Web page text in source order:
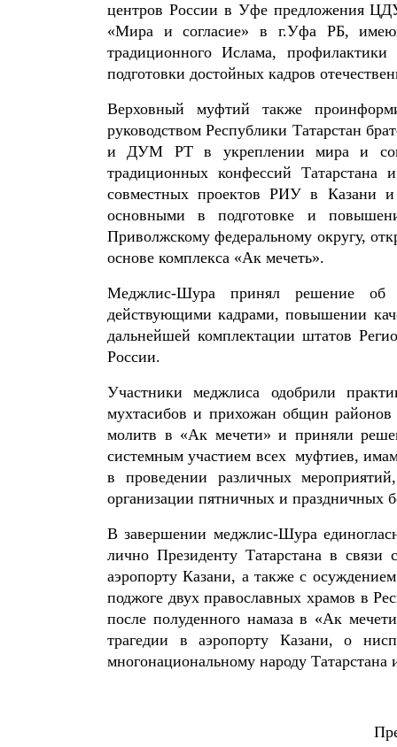
центров России в Уфе предложения
«Мира и согласие» в г.Уфа РБ,
традиционного Ислама,
подготовки достойных кадров
Верховный муфтий также
руководством Республики Татарстан
и ДУМ РТ в укреплении мира и
традиционных конфессий
совместных проектов РИУ в Казани
основными в подготовке и
Приволжскому федеральному округу,
основе комплекса «Ак мечеть».
Меджлис-Шура принял решение об
действующими кадрами, повышении
дальнейшей комплектации штатов
России.
Участники меджлиса одобрили
мухтасибов и прихожан общин районов
молитв в «Ак мечети» и приняли
системным участием всех муфтиев,
в проведении различных
организации пятничных и праздничных
В завершении меджлис-Шура
лично Президенту Татарстана в связи
аэропорту Казани, а также с
поджоге двух православных храмов в
после полуденного намаза в «Ак
трагедии в аэропорту Казани, о
многонациональному народу